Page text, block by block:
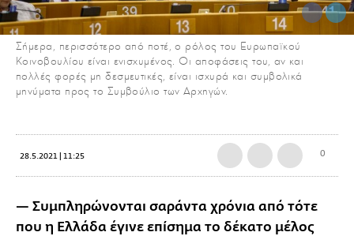
Σήμερα, περισσότερο από ποτέ, ο ρόλος του Ευρωπαϊκού
Κοινοβουλίου είναι ενισχυμένος. Οι αποφάσεις του, αν και
πολλές φορές μη δεσμευτικές, είναι ισχυρά και συμβολικά
μηνύματα προς το Συμβούλιο των Αρχηγών.
28.5.2021 | 11:25 0
— Συμπληρώνονται σαράντα χρόνια από τότε
που η Ελλάδα έγινε επίσημα το δέκατο μέλος